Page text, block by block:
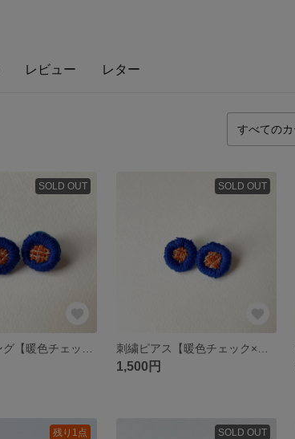
レビュー レター
SOLD OUT SOLD OUT
1,500円
残り1点 SOLD OUT